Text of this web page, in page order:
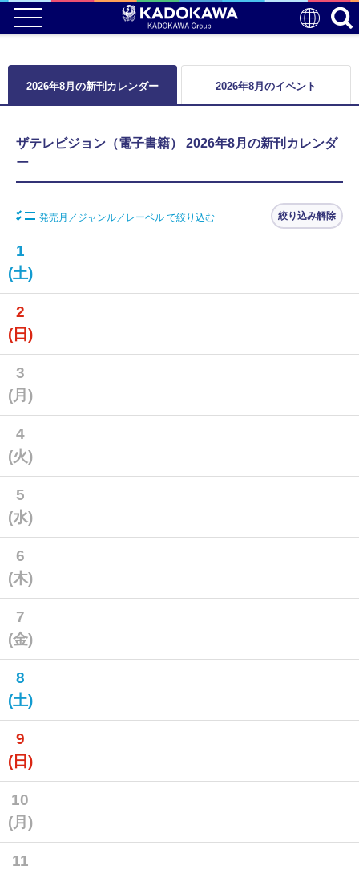
2026年8月の新刊カレンダー 2026年8月のイベント
ザテレビジョン（電子書籍） 2026年8月の新刊カレンダ
ー
発売月／ジャンル／レーベル で絞り込む 絞り込み解除
1
(土)
2
(日)
3
(月)
4
(火)
5
(水)
6
(木)
7
(金)
8
(土)
9
(日)
10
(月)
11